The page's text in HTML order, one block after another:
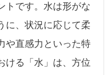
トです。水は形がな
に、状況に応じて柔
や直感力といった特
ける「水」は、方位